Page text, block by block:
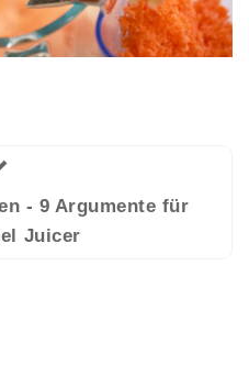
- 9 Argumente für
Juicer